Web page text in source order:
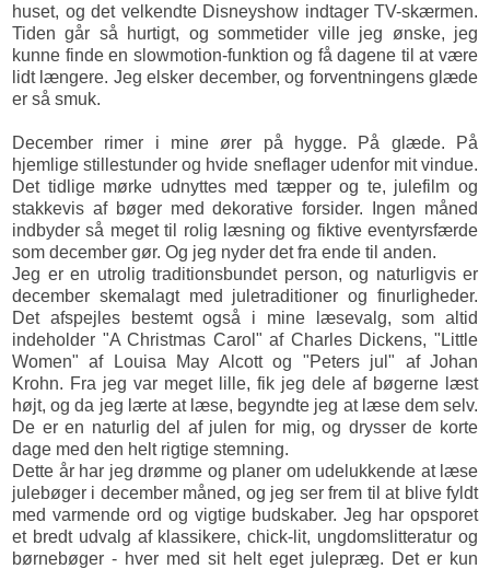
huset, og det velkendte Disneyshow indtager TV-skærmen.
Tiden går så hurtigt, og sommetider ville jeg ønske, jeg
kunne finde en slowmotion-funktion og få dagene til at være
lidt længere. Jeg elsker december, og forventningens glæde
er så smuk.
December rimer i mine ører på hygge. På glæde. På
hjemlige stillestunder og hvide sneflager udenfor mit vindue.
Det tidlige mørke udnyttes med tæpper og te, julefilm og
stakkevis af bøger med dekorative forsider. Ingen måned
indbyder så meget til rolig læsning og fiktive eventyrsfærde
som december gør. Og jeg nyder det fra ende til anden.
Jeg er en utrolig traditionsbundet person, og naturligvis er
december skemalagt med juletraditioner og finurligheder.
Det afspejles bestemt også i mine læsevalg, som altid
indeholder "A Christmas Carol" af Charles Dickens, "Little
Women" af Louisa May Alcott og "Peters jul" af Johan
Krohn. Fra jeg var meget lille, fik jeg dele af bøgerne læst
højt, og da jeg lærte at læse, begyndte jeg at læse dem selv.
De er en naturlig del af julen for mig, og drysser de korte
dage med den helt rigtige stemning.
Dette år har jeg drømme og planer om udelukkende at læse
julebøger i december måned, og jeg ser frem til at blive fyldt
med varmende ord og vigtige budskaber. Jeg har opsporet
et bredt udvalg af klassikere, chick-lit, ungdomslitteratur og
børnebøger - hver med sit helt eget julepræg. Det er kun